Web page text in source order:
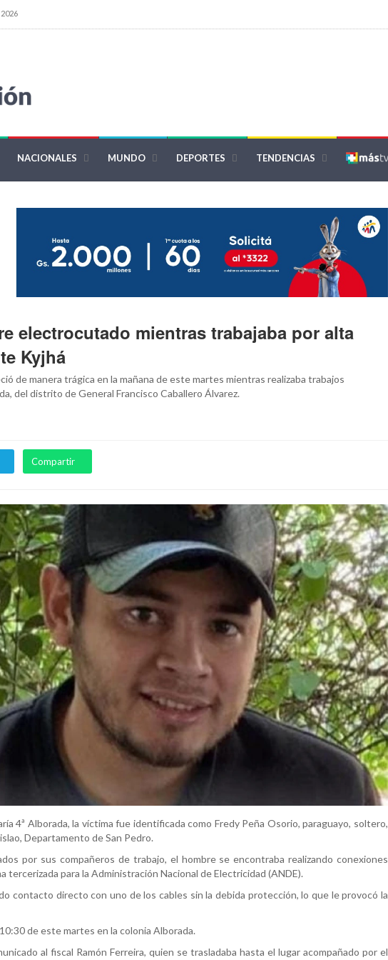
NACIONALES MUNDO DEPORTES TENDENCIAS
electrocutado mientras trabajaba por alta
Kyjhá
de manera trágica en la mañana de este martes mientras realizaba trabajos
del distrito de General Francisco Caballero Álvarez.
Compartir
4ª Alborada, la víctima fue identificada como Fredy Peña Osorio, paraguayo, soltero,
Departamento de San Pedro.
por sus compañeros de trabajo, el hombre se encontraba realizando conexiones
tercerizada para la Administración Nacional de Electricidad (ANDE).
contacto directo con uno de los cables sin la debida protección, lo que le provocó la
de este martes en la colonia Alborada.
al fiscal Ramón Ferreira, quien se trasladaba hasta el lugar acompañado por el